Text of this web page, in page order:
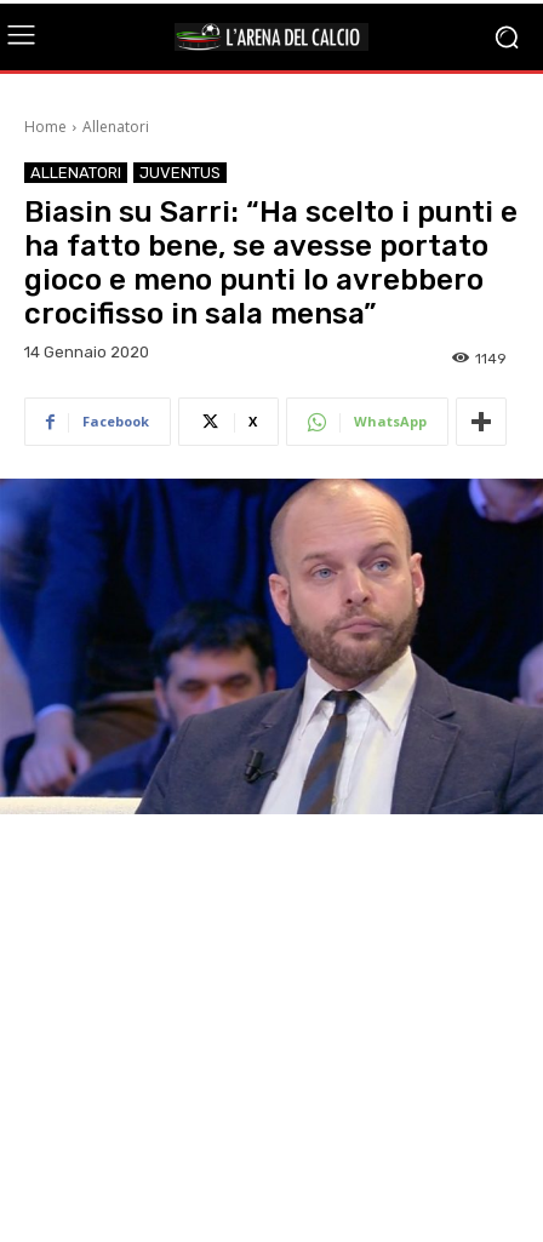
Home Allenatori
ALLENATORI JUVENTUS
Biasin su Sarri: “Ha scelto i punti e
ha fatto bene, se avesse portato
gioco e meno punti lo avrebbero
crocifisso in sala mensa”
14 Gennaio 2020 1149
Facebook X WhatsApp